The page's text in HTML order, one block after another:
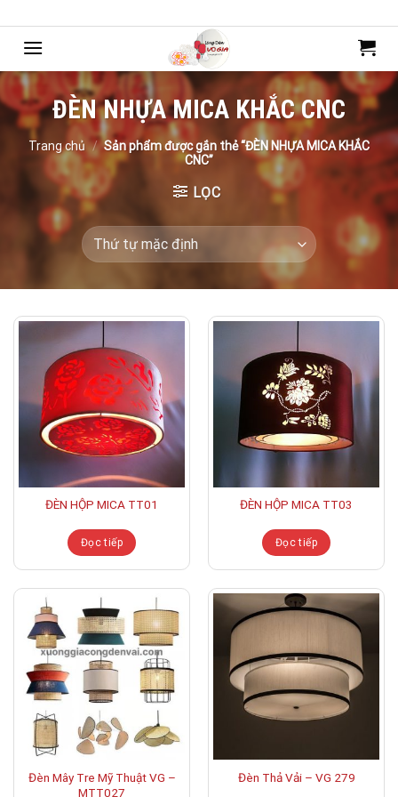
qua
dung
ĐÈN NHỰA MICA KHẮC CNC
Trang chủ / Sản phẩm được gắn thẻ “ĐÈN NHỰA MICA KHẮC
CNC”
LỌC
ĐÈN HỘP MICA TT01
Đọc tiếp
ĐÈN HỘP MICA TT03
Đọc tiếp
Đèn Mây Tre Mỹ Thuật VG –
MTT027
Đèn Thả Vải – VG 279